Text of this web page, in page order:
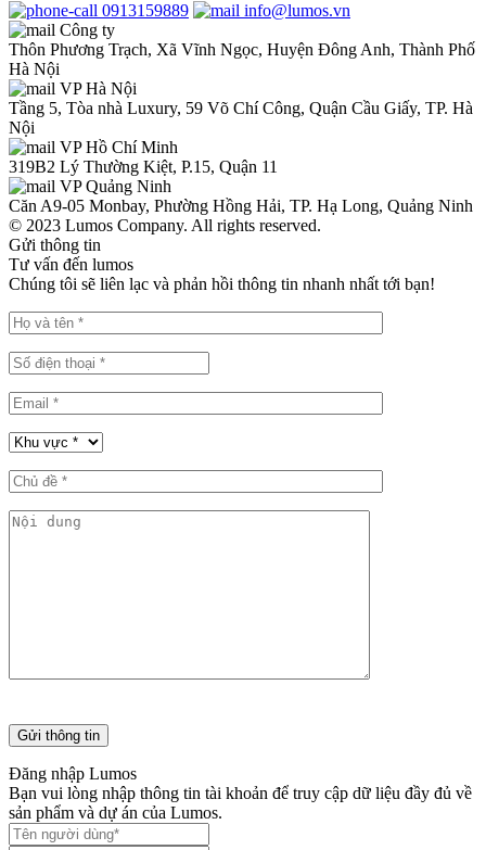
0913159889
info@lumos.vn
Công ty
Thôn Phương Trạch, Xã Vĩnh Ngọc, Huyện Đông Anh, Thành Phố
Hà Nội
VP Hà Nội
Tầng 5, Tòa nhà Luxury, 59 Võ Chí Công, Quận Cầu Giấy, TP. Hà
Nội
VP Hồ Chí Minh
319B2 Lý Thường Kiệt, P.15, Quận 11
VP Quảng Ninh
Căn A9-05 Monbay, Phường Hồng Hải, TP. Hạ Long, Quảng Ninh
© 2023 Lumos Company. All rights reserved.
Gửi thông tin
Tư vấn đến lumos
Chúng tôi sẽ liên lạc và phản hồi thông tin nhanh nhất tới bạn!
Đăng nhập Lumos
Bạn vui lòng nhập thông tin tài khoản để truy cập dữ liệu đầy đủ về
sản phẩm và dự án của Lumos.